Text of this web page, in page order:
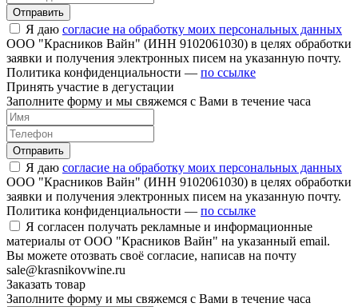
Отправить
Я даю согласие на обработку моих персональных данных
ООО "Красников Вайн" (ИНН 9102061030) в целях обработки
заявки и получения электронных писем на указанную почту.
Политика конфиденциальности — по ссылке
Принять участие в дегустации
Заполните форму и мы свяжемся с Вами в течение часа
Отправить
Я даю согласие на обработку моих персональных данных
ООО "Красников Вайн" (ИНН 9102061030) в целях обработки
заявки и получения электронных писем на указанную почту.
Политика конфиденциальности — по ссылке
Я согласен получать рекламные и информационные
материалы от ООО "Красников Вайн" на указанный email.
Вы можете отозвать своё согласие, написав на почту
sale@krasnikovwine.ru
Заказать товар
Заполните форму и мы свяжемся с Вами в течение часа